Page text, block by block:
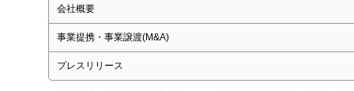
会社概要
事業提携・事業譲渡(M&A)
プレスリリース